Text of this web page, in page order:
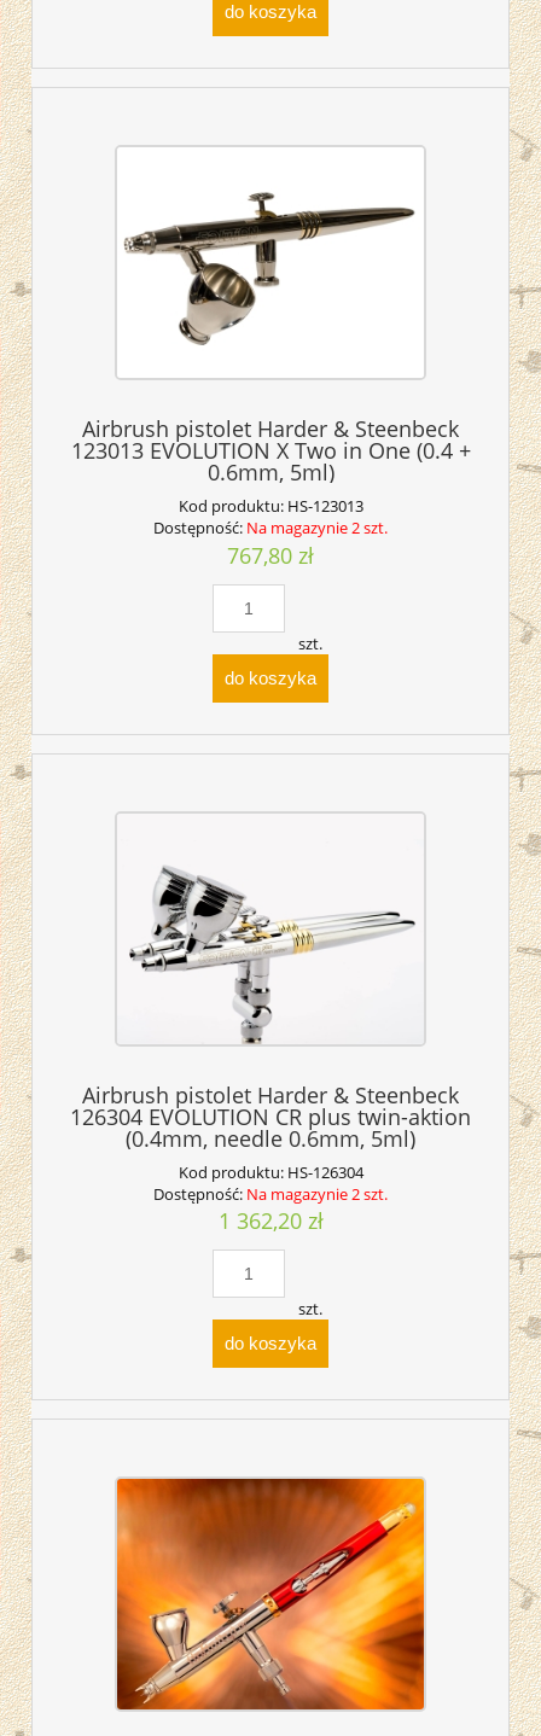
do koszyka
Airbrush pistolet Harder & Steenbeck
123013 EVOLUTION X Two in One (0.4 +
0.6mm, 5ml)
Kod produktu: HS-123013
Dostępność: Na magazynie 2 szt.
767,80 zł
szt.
do koszyka
Airbrush pistolet Harder & Steenbeck
126304 EVOLUTION CR plus twin-aktion
(0.4mm, needle 0.6mm, 5ml)
Kod produktu: HS-126304
Dostępność: Na magazynie 2 szt.
1 362,20 zł
szt.
do koszyka